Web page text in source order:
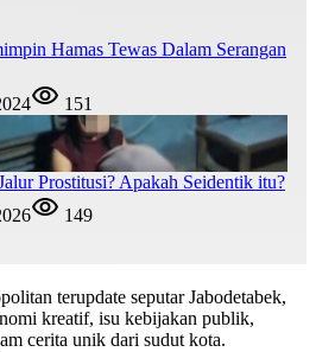
Hamas Tewas Dalam Serangan
151
Prostitusi? Apakah Seidentik itu?
149
terupdate seputar Jabodetabek,
kreatif, isu kebijakan publik,
cerita unik dari sudut kota.